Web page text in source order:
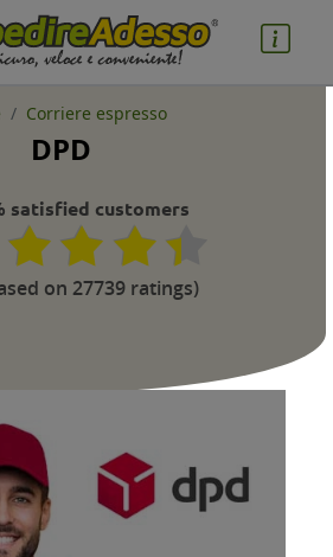
Corriere espresso
DPD
satisfied customers
on 27739 ratings)